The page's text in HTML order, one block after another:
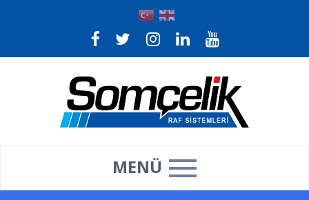
MENÜ